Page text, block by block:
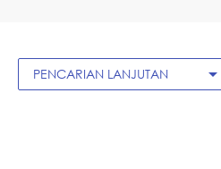
PENCARIAN LANJUTAN arrow_drop_down